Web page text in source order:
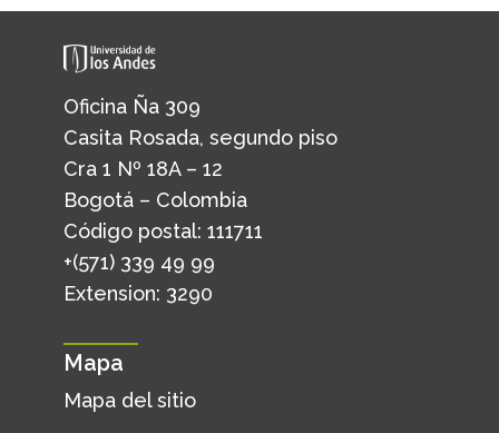
Oficina Ña 309
Casita Rosada, segundo piso
Cra 1 Nº 18A – 12
Bogotá – Colombia
Código postal: 111711
+(571) 339 49 99
Extension: 3290
Mapa
Mapa del sitio